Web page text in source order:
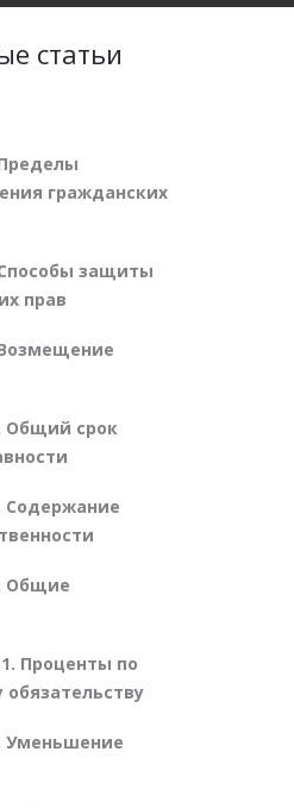
статьи
гражданских
защиты
прав
Общий срок
Содержание
Общие
Проценты по
Уменьшение